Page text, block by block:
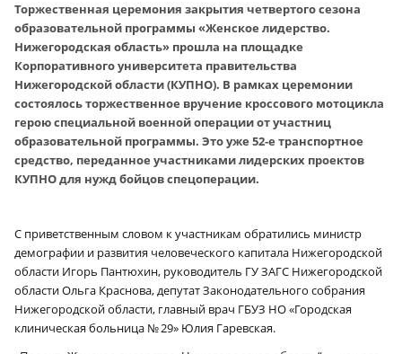
Торжественная церемония закрытия четвертого сезона
образовательной программы «Женское лидерство.
Нижегородская область» прошла на площадке
Корпоративного университета правительства
Нижегородской области (КУПНО). В рамках церемонии
состоялось торжественное вручение кроссового мотоцикла
герою специальной военной операции от участниц
образовательной программы. Это уже 52‑е транспортное
средство, переданное участниками лидерских проектов
КУПНО для нужд бойцов спецоперации.
С приветственным словом к участникам обратились министр
демографии и развития человеческого капитала Нижегородской
области Игорь Пантюхин, руководитель ГУ ЗАГС Нижегородской
области Ольга Краснова, депутат Законодательного собрания
Нижегородской области, главный врач ГБУЗ НО «Городская
клиническая больница № 29» Юлия Гаревская.